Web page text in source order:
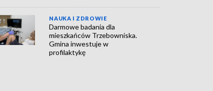
NAUKA I ZDROWIE
Darmowe badania dla
mieszkańców Trzebowniska.
Gmina inwestuje w
profilaktykę